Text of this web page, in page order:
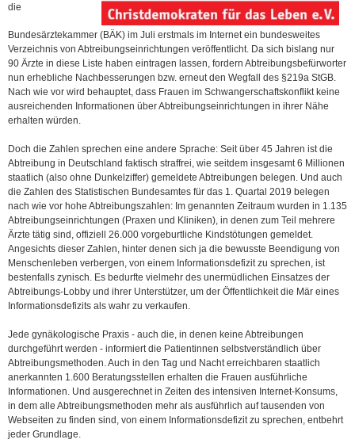
die
Bundesärztekammer (BÄK) im Juli erstmals im Internet ein bundesweites
Verzeichnis von Abtreibungseinrichtungen veröffentlicht. Da sich bislang nur
90 Ärzte in diese Liste haben eintragen lassen, fordern Abtreibungsbefürworter
nun erhebliche Nachbesserungen bzw. erneut den Wegfall des §219a StGB.
Nach wie vor wird behauptet, dass Frauen im Schwangerschaftskonflikt keine
ausreichenden Informationen über Abtreibungseinrichtungen in ihrer Nähe
erhalten würden.
Doch die Zahlen sprechen eine andere Sprache: Seit über 45 Jahren ist die
Abtreibung in Deutschland faktisch straffrei, wie seitdem insgesamt 6 Millionen
staatlich (also ohne Dunkelziffer) gemeldete Abtreibungen belegen. Und auch
die Zahlen des Statistischen Bundesamtes für das 1. Quartal 2019 belegen
nach wie vor hohe Abtreibungszahlen: Im genannten Zeitraum wurden in 1.135
Abtreibungseinrichtungen (Praxen und Kliniken), in denen zum Teil mehrere
Ärzte tätig sind, offiziell 26.000 vorgeburtliche Kindstötungen gemeldet.
Angesichts dieser Zahlen, hinter denen sich ja die bewusste Beendigung von
Menschenleben verbergen, von einem Informationsdefizit zu sprechen, ist
bestenfalls zynisch. Es bedurfte vielmehr des unermüdlichen Einsatzes der
Abtreibungs-Lobby und ihrer Unterstützer, um der Öffentlichkeit die Mär eines
Informationsdefizits als wahr zu verkaufen.
Jede gynäkologische Praxis - auch die, in denen keine Abtreibungen
durchgeführt werden - informiert die Patientinnen selbstverständlich über
Abtreibungsmethoden. Auch in den Tag und Nacht erreichbaren staatlich
anerkannten 1.600 Beratungsstellen erhalten die Frauen ausführliche
Informationen. Und ausgerechnet in Zeiten des intensiven Internet-Konsums,
in dem alle Abtreibungsmethoden mehr als ausführlich auf tausenden von
Webseiten zu finden sind, von einem Informationsdefizit zu sprechen, entbehrt
jeder Grundlage.